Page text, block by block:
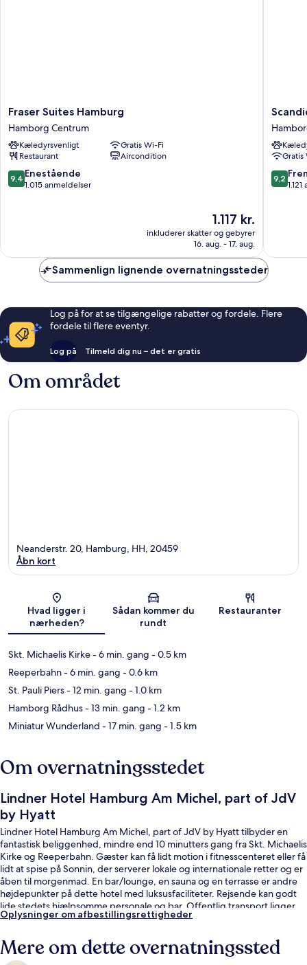
Fraser
Suites
Hamburg
Hamborg
Centrum
Fraser Suites Hamburg
Hamborg Centrum
Kæledyrsvenligt
Gratis Wi-Fi
Restaurant
Aircondition
9.4
ud
9,4 Enestående
1.015 anmeldelser
Prisen
er
1.117 kr.
1.117 kr.
inkluderer skatter og gebyrer
16. aug. - 17. aug.
Scandic
Emporio
Gratis
9.2
ud
9,2
Sammenlign lignende overnatningssteder
Log på for at se tilgængelige rabatter og fordele. Flere
fordele til flere eventyr.
Log på Tilmeld dig nu – det er gratis
Om området
Kort
Neanderstr. 20, Hamburg, HH, 20459
Åbn kort
Hvad ligger i
nærheden?
Sådan kommer du
rundt
Restauranter
Skt. Michaelis Kirke- 6 min. gang - 0.5 km
Reeperbahn- 6 min. gang - 0.6 km
St. Pauli Piers- 12 min. gang - 1.0 km
Hamborg Rådhus- 13 min. gang - 1.2 km
Miniatur Wunderland - 17 min. gang - 1.5 km
Om overnatningsstedet
Lindner Hotel Hamburg Am Michel, part of JdV
by Hyatt
Lindner Hotel Hamburg Am Michel, part of JdV by Hyatt tilbyder en
fantastisk beliggenhed, mindre end 10 minutters gang fra Skt. Michaelis
Kirke og Reeperbahn. Gæster kan få lidt motion i fitnesscenteret eller få
lidt at spise på Sonnin, der serverer lokale og internationale retter og er
åben til morgenmad. En bar/lounge, en sauna og en terrasse er andre
højdepunkter på dette hotel med luksusfaciliteter. Rejsende kan godt
lide stedets hjælpsomme personale og bar. Offentlig transport ligger
kun en kort gåtur væk: St. Pauli U-Bahn-station ligger 8 minutter væk og
Oplysninger om afbestillingsrettigheder
Mere om dette overnatningssted